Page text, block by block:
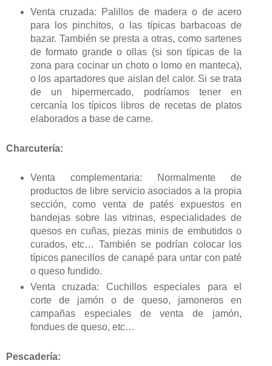
Venta cruzada: Palillos de madera o de acero
para los pinchitos, o las típicas barbacoas de
bazar. También se presta a otras, como sartenes
de formato grande o ollas (si son típicas de la
zona para cocinar un choto o lomo en manteca),
o los apartadores que aislan del calor. Si se trata
de un hipermercado, podríamos tener en
cercanía los típicos libros de recetas de platos
elaborados a base de carne.
Charcutería:
Venta complementaria: Normalmente de
productos de libre servicio asociados a la propia
sección, como venta de patés expuestos en
bandejas sobre las vitrinas, especialidades de
quesos en cuñas, piezas minis de embutidos o
curados, etc… También se podrían colocar los
típicos panecillos de canapé para untar con paté
o queso fundido.
Venta cruzada: Cuchillos especiales para el
corte de jamón o de queso, jamoneros en
campañas especiales de venta de jamón,
fondues de queso, etc…
Pescadería: